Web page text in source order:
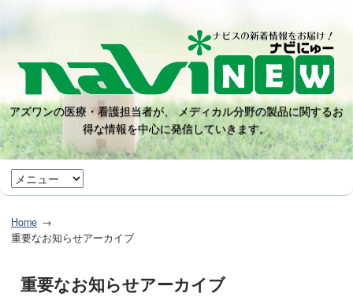
アズワンの医療・看護担当者が、 メディカル分野の製品に関するお
得な情報を中心に発信していきます。
Home
重要なお知らせアーカイブ
重要なお知らせアーカイブ